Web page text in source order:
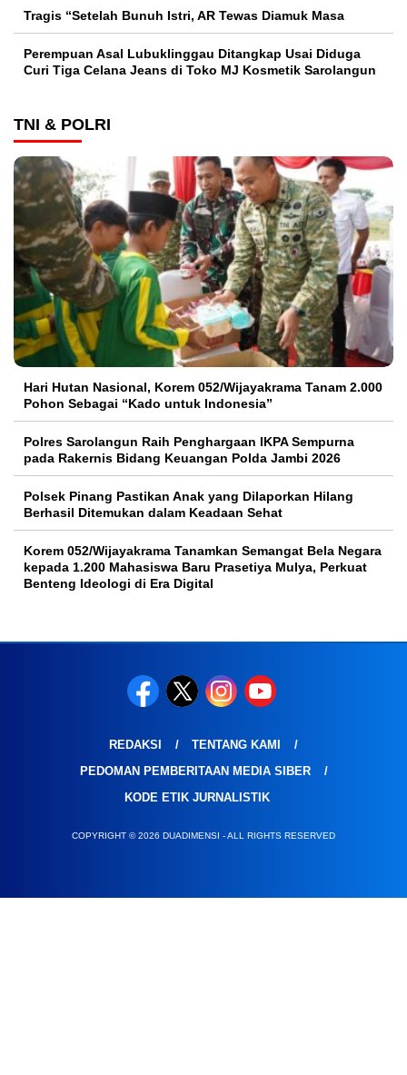
Tragis “Setelah Bunuh Istri, AR Tewas Diamuk Masa
Perempuan Asal Lubuklinggau Ditangkap Usai Diduga
Curi Tiga Celana Jeans di Toko MJ Kosmetik Sarolangun
TNI & POLRI
Hari Hutan Nasional, Korem 052/Wijayakrama Tanam 2.000
Pohon Sebagai “Kado untuk Indonesia”
Polres Sarolangun Raih Penghargaan IKPA Sempurna
pada Rakernis Bidang Keuangan Polda Jambi 2026
Polsek Pinang Pastikan Anak yang Dilaporkan Hilang
Berhasil Ditemukan dalam Keadaan Sehat
Korem 052/Wijayakrama Tanamkan Semangat Bela Negara
kepada 1.200 Mahasiswa Baru Prasetiya Mulya, Perkuat
Benteng Ideologi di Era Digital
REDAKSI
TENTANG KAMI
PEDOMAN PEMBERITAAN MEDIA SIBER
KODE ETIK JURNALISTIK
COPYRIGHT © 2026 DUADIMENSI - ALL RIGHTS RESERVED